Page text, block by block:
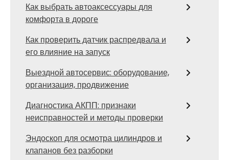
Как выбрать автоаксессуары для
комфорта в дороге
Как проверить датчик распредвала и
его влияние на запуск
Выездной автосервис: оборудование,
организация, продвижение
Диагностика АКПП: признаки
неисправностей и методы проверки
Эндоскоп для осмотра цилиндров и
клапанов без разборки